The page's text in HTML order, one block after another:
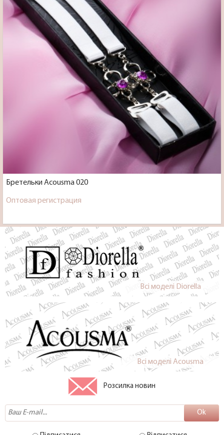
Бретельки Acousma 020
Оптовая регистрация
Всi моделi Diorella
Всi моделi Acousma
Розсилка новин